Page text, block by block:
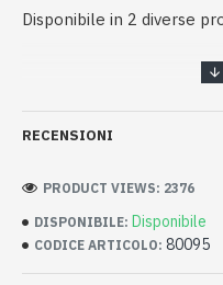
Disponibile in 2 diverse
RECENSIONI
DISPONIBILE: Disponibile
CODICE ARTICOLO: 80095
PRODUCT VIEWS: 2376